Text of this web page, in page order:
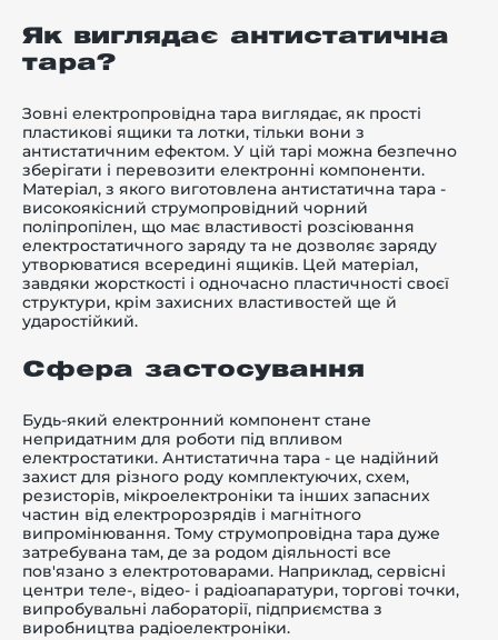
Як виглядає антистатична
тара?
Зовні електропровідна тара виглядає, як прості
пластикові ящики та лотки, тільки вони з
антистатичним ефектом. У цій тарі можна безпечно
зберігати і перевозити електронні компоненти.
Матеріал, з якого виготовлена антистатична тара -
високоякісний струмопровідний чорний
поліпропілен, що має властивості розсіювання
електростатичного заряду та не дозволяє заряду
утворюватися всередині ящиків. Цей матеріал,
завдяки жорсткості і одночасно пластичності своєї
структури, крім захисних властивостей ще й
ударостійкий.
Сфера застосування
Будь-який електронний компонент стане
непридатним для роботи під впливом
електростатики. Антистатична тара - це надійний
захист для різного роду комплектуючих, схем,
резисторів, мікроелектроніки та інших запасних
частин від електророзрядів і магнітного
випромінювання. Тому струмопровідна тара дуже
затребувана там, де за родом діяльності все
пов'язано з електротоварами. Наприклад, сервісні
центри теле-, відео- і радіоапаратури, торгові точки,
випробувальні лабораторії, підприємства з
виробництва радіоелектроніки.